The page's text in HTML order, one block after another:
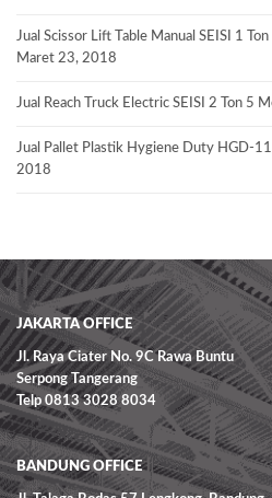
Jual Scissor Lift Table Manual SEISI 1
Maret 23, 2018
Jual Reach Truck Electric SEISI 2 Ton 5
Jual Pallet Plastik Hygiene Duty HGD-
2018
JAKARTA OFFICE
Jl. Raya Ciater No. 9C Rawa Buntu
Serpong Tangerang
Telp 0813 3028 8034
BANDUNG OFFICE